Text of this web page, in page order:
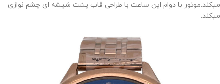
میکند.موتور با دوام این ساعت با طراحی قاب پشت شیشه ای چشم نوازی
میکند.